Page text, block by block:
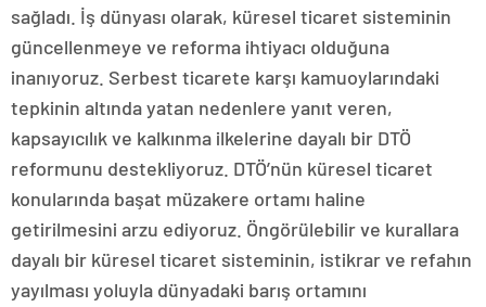
sağladı. İş dünyası olarak, küresel ticaret sisteminin
güncellenmeye ve reforma ihtiyacı olduğuna
inanıyoruz. Serbest ticarete karşı kamuoylarındaki
tepkinin altında yatan nedenlere yanıt veren,
kapsayıcılık ve kalkınma ilkelerine dayalı bir DTÖ
reformunu destekliyoruz. DTÖ’nün küresel ticaret
konularında başat müzakere ortamı haline
getirilmesini arzu ediyoruz. Öngörülebilir ve kurallara
dayalı bir küresel ticaret sisteminin, istikrar ve refahın
yayılması yoluyla dünyadaki barış ortamını